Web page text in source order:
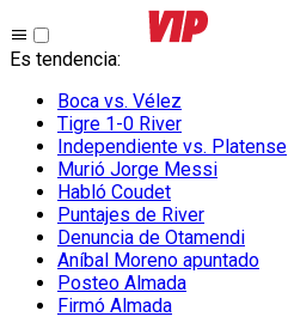
Es tendencia:
Boca vs. Vélez
Tigre 1-0 River
Independiente vs. Platense
Murió Jorge Messi
Habló Coudet
Puntajes de River
Denuncia de Otamendi
Aníbal Moreno apuntado
Posteo Almada
Firmó Almada